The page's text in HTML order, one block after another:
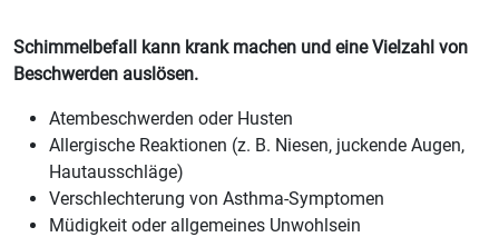
Schimmelbefall kann krank machen und eine Vielzahl von
Beschwerden auslösen.
Atembeschwerden oder Husten
Allergische Reaktionen (z. B. Niesen, juckende Augen,
Hautausschläge)
Verschlechterung von Asthma-Symptomen
Müdigkeit oder allgemeines Unwohlsein